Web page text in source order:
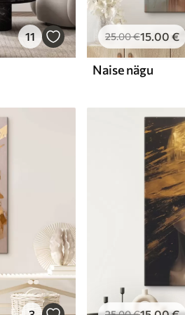
11 25.00€15.00 €
Naise nägu